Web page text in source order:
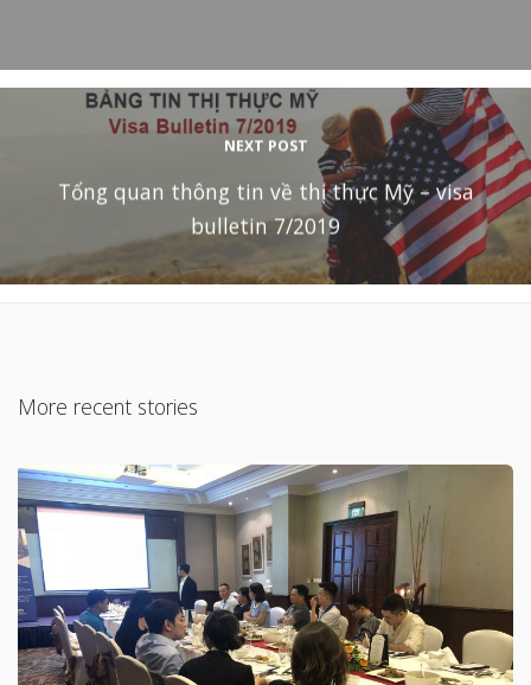
NEXT POST
Tổng quan thông tin về thị thực Mỹ – visa
bulletin 7/2019
More recent stories